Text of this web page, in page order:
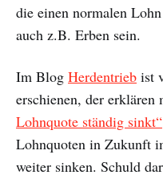
die einen normalen
auch z.B. Erben sein.
Im Blog Herdentrieb ist
erschienen, der erklären
Lohnquote ständig sinkt“
Lohnquoten in Zukunft
weiter sinken. Schuld